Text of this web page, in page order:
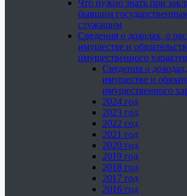
Что нужно знать при
бывшим
служащим
Сведения о доходах, о
имуществе и
имущественного
Сведения о
имуществе и
имущественного
2024 год
2023 год
2022 год
2021 год
2020 год
2019 год
2018 год
2017 год
2016 год